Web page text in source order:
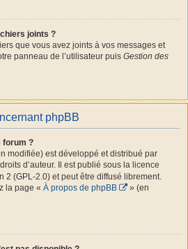
joints ?
que vous avez joints à vos messages et
panneau de l’utilisateur puis Gestion des
phpBB
forum ?
modifiée) est développé et distribué par
d’auteur. Il est publié sous la licence
(GPL-2.0) et peut être diffusé librement.
la page « À propos de phpBB
» (en